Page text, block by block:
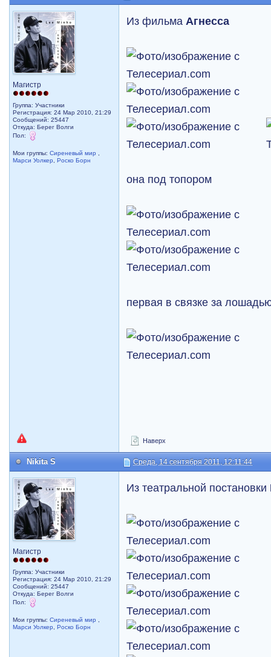
Магистр
Группа: Участники
Регистрация: 24 Мар 2010, 21:29
Сообщений: 25447
Откуда: Берег Волги
Пол:
Мои группы:Сиреневый мир
Марси Уолкер
,Роско Борн
Из фильма Агнесса
она под топором
первая в связке за
Наверх
Nikita S Среда, 14 сентября 2011, 12:11:44
Магистр
Группа: Участники
Регистрация: 24 Мар 2010, 21:29
Сообщений: 25447
Откуда: Берег Волги
Пол:
Мои группы:Сиреневый мир
Марси Уолкер
,Роско Борн
Из театральной постановки